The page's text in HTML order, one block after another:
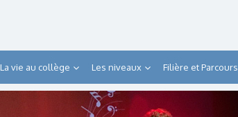
La vie au collège Les niveaux Filière et Parcours